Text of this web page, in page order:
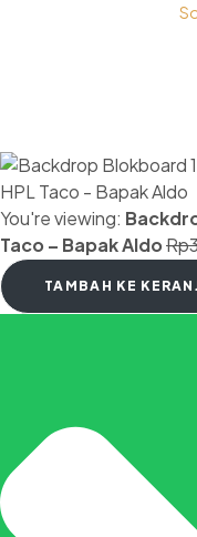
You're viewing:
Taco – Bapak AldoRp
TAMBAH KE